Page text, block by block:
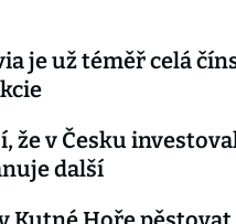
je už téměř celá
že v Česku
další